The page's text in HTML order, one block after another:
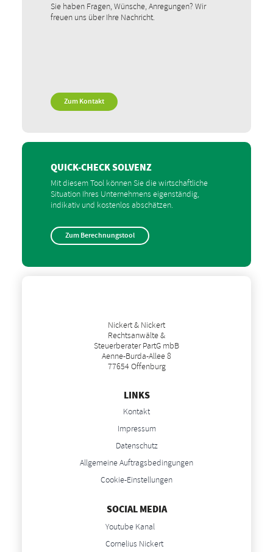
Sie haben Fragen, Wünsche, Anregungen? Wir
freuen uns über Ihre Nachricht.
Zum Kontakt
QUICK-CHECK SOLVENZ
Mit diesem Tool können Sie die wirtschaftliche
Situation Ihres Unternehmens eigenständig,
indikativ und kostenlos abschätzen.
Zum Berechnungstool
Nickert & Nickert
Rechtsanwälte &
Steuerberater PartG mbB
Aenne-Burda-Allee 8
77654 Offenburg
LINKS
Kontakt
Impressum
Datenschutz
Allgemeine Auftragsbedingungen
Cookie-Einstellungen
SOCIAL MEDIA
Youtube Kanal
Cornelius Nickert